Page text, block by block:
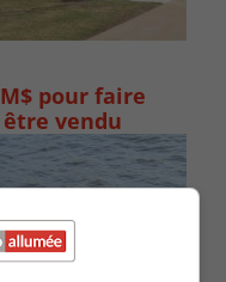
pour faire
vendu